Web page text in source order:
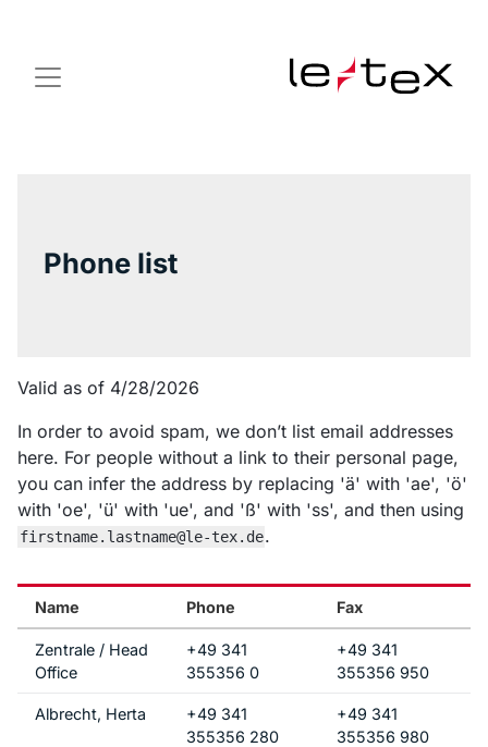
Phone list
Valid as of 4/28/2026
In order to avoid spam, we don’t list email addresses
here. For people without a link to their personal page,
you can infer the address by replacing 'ä' with 'ae', 'ö'
with 'oe', 'ü' with 'ue', and 'ß' with 'ss', and then using
firstname.lastname@le-tex.de.
Name Phone Fax
Zentrale / Head
Office
+49 341
355356 0
+49 341
355356 950
Albrecht, Herta
+49 341
355356 280
+49 341
355356 980